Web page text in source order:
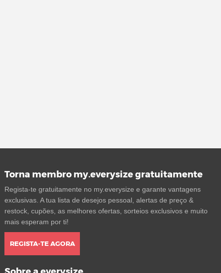
Torna membro my.everysize gratuitamente
Regista-te gratuitamente no my.everysize e garante vantagens
exclusivas. A tua lista de desejos pessoal, alertas de preço &
restock, cupões, as melhores ofertas, sorteios exclusivos e muito
mais esperam por ti!
REGISTA-TE AGORA